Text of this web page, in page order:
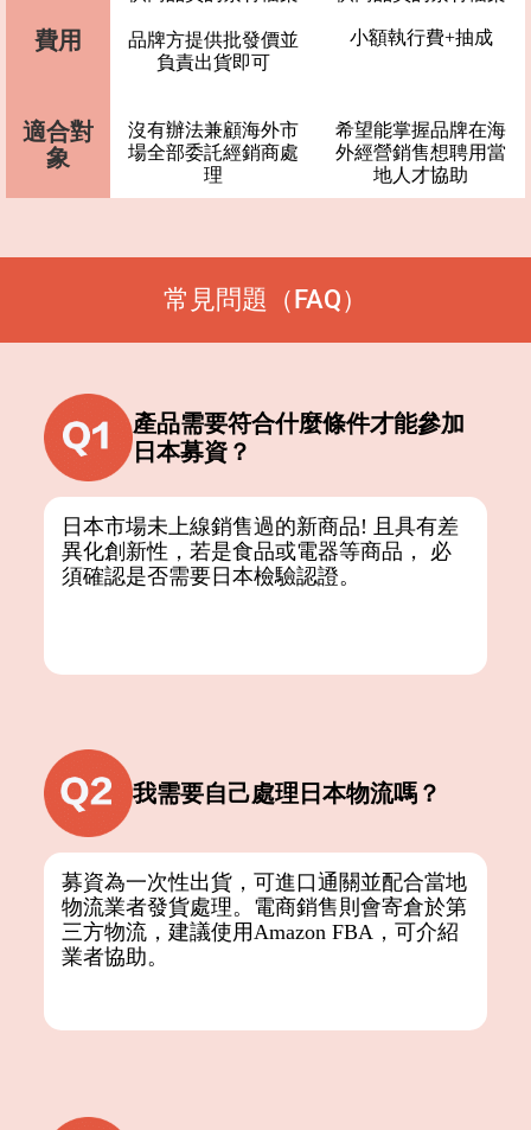
費用
品牌方提供批發價並
負責出貨即可
小額執行費+抽成
適合對
象
沒有辦法兼顧海外市
場全部委託經銷商處
理
希望能掌握品牌在海
外經營銷售想聘用當
地人才協助
常見問題（FAQ）
產品需要符合什麼條件才能參加
日本募資？
日本市場未上線銷售過的新商品! 且具有差
異化創新性，若是食品或電器等商品， 必
須確認是否需要日本檢驗認證。
我需要自己處理日本物流嗎？
募資為一次性出貨，可進口通關並配合當地
物流業者發貨處理。電商銷售則會寄倉於第
三方物流，建議使用Amazon FBA，可介紹
業者協助。